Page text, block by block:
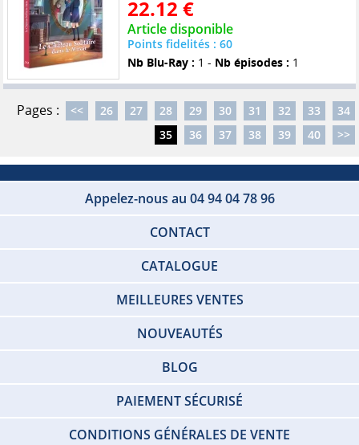
22.12 €
Article disponible
Points fidelités : 60
Nb Blu-Ray : 1 - Nb épisodes : 1
Pages : << 26 27 28 29 30 31 32 33
34
35
36 37 38 39 40 >>
Appelez-nous au 04 94 04 78 96
CONTACT
CATALOGUE
MEILLEURES VENTES
NOUVEAUTÉS
BLOG
PAIEMENT SÉCURISÉ
CONDITIONS GÉNÉRALES DE VENTE